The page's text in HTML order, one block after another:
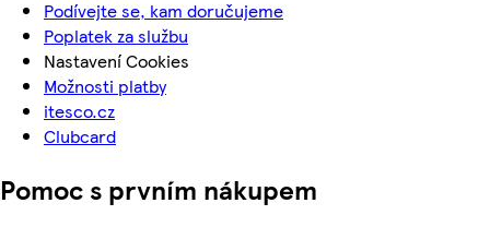
Podívejte se, kam doručujeme
Poplatek za službu
Nastavení Cookies
Možnosti platby
itesco.cz
Clubcard
Pomoc s prvním nákupem